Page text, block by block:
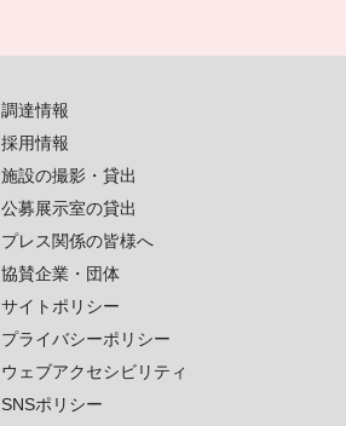
調達情報
採用情報
施設の撮影・貸出
公募展示室の貸出
プレス関係の皆様へ
協賛企業・団体
サイトポリシー
プライバシーポリシー
ウェブアクセシビリティ
SNSポリシー